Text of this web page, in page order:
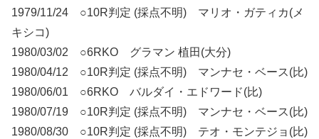
1979/11/24 ○10R判定 (採点不明) マリオ・ガティカ(メ
キシコ)
1980/03/02 ○6RKO グラマン 植田(大分)
1980/04/12 ○10R判定 (採点不明) マンナセ・ベース(比)
1980/06/01 ○6RKO バルダイ・エドワード(比)
1980/07/19 ○10R判定 (採点不明) マンナセ・ベース(比)
1980/08/30 ○10R判定 (採点不明) テオ・モンテジョ(比)